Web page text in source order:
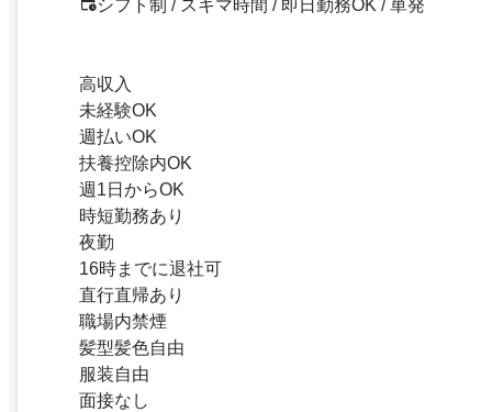
シフト制 / スキマ時間 / 即日勤務OK / 単発
高収入
未経験OK
週払いOK
扶養控除内OK
週1日からOK
時短勤務あり
夜勤
16時までに退社可
直行直帰あり
職場内禁煙
髪型髪色自由
服装自由
面接なし